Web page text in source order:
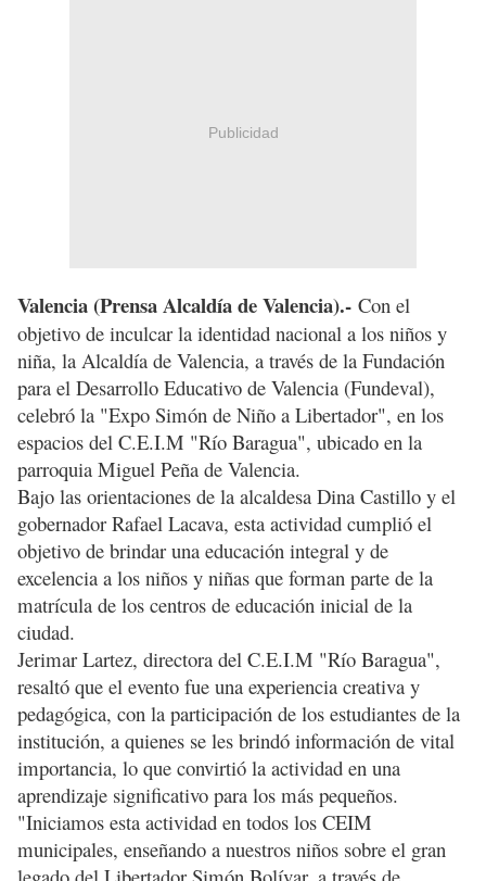
Publicidad
Valencia (Prensa Alcaldía de Valencia).- Con el
objetivo de inculcar la identidad nacional a los niños y
niña, la Alcaldía de Valencia, a través de la Fundación
para el Desarrollo Educativo de Valencia (Fundeval),
celebró la "Expo Simón de Niño a Libertador", en los
espacios del C.E.I.M "Río Baragua", ubicado en la
parroquia Miguel Peña de Valencia.
Bajo las orientaciones de la alcaldesa Dina Castillo y el
gobernador Rafael Lacava, esta actividad cumplió el
objetivo de brindar una educación integral y de
excelencia a los niños y niñas que forman parte de la
matrícula de los centros de educación inicial de la
ciudad.
Jerimar Lartez, directora del C.E.I.M "Río Baragua",
resaltó que el evento fue una experiencia creativa y
pedagógica, con la participación de los estudiantes de la
institución, a quienes se les brindó información de vital
importancia, lo que convirtió la actividad en una
aprendizaje significativo para los más pequeños.
"Iniciamos esta actividad en todos los CEIM
municipales, enseñando a nuestros niños sobre el gran